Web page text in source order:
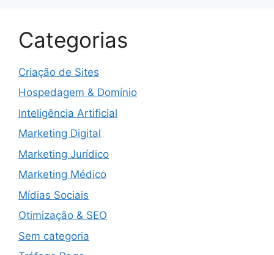
Categorias
Criação de Sites
Hospedagem & Domínio
Inteligência Artificial
Marketing Digital
Marketing Jurídico
Marketing Médico
Mídias Sociais
Otimização & SEO
Sem categoria